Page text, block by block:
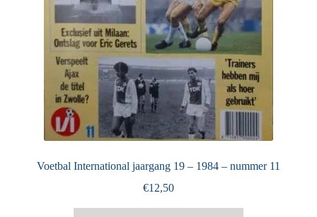
Voetbal International jaargang 19 – 1984 – nummer 11
€12,50